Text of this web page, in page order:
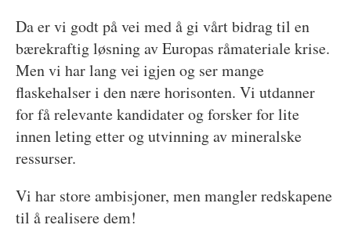
Da er vi godt på vei med å gi vårt bidrag til en
bærekraftig løsning av Europas råmateriale krise.
Men vi har lang vei igjen og ser mange
flaskehalser i den nære horisonten. Vi utdanner
for få relevante kandidater og forsker for lite
innen leting etter og utvinning av mineralske
ressurser.
Vi har store ambisjoner, men mangler redskapene
til å realisere dem!